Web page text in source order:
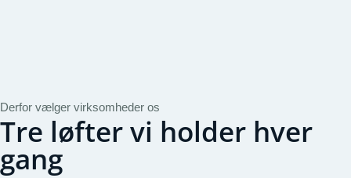
Derfor vælger virksomheder os
Tre løfter vi holder hver
gang